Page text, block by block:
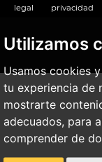
Utilizamos
Usamos cookies
tu experiencia de
mostrarte
adecuados, para
comprender de
legal
privacidad